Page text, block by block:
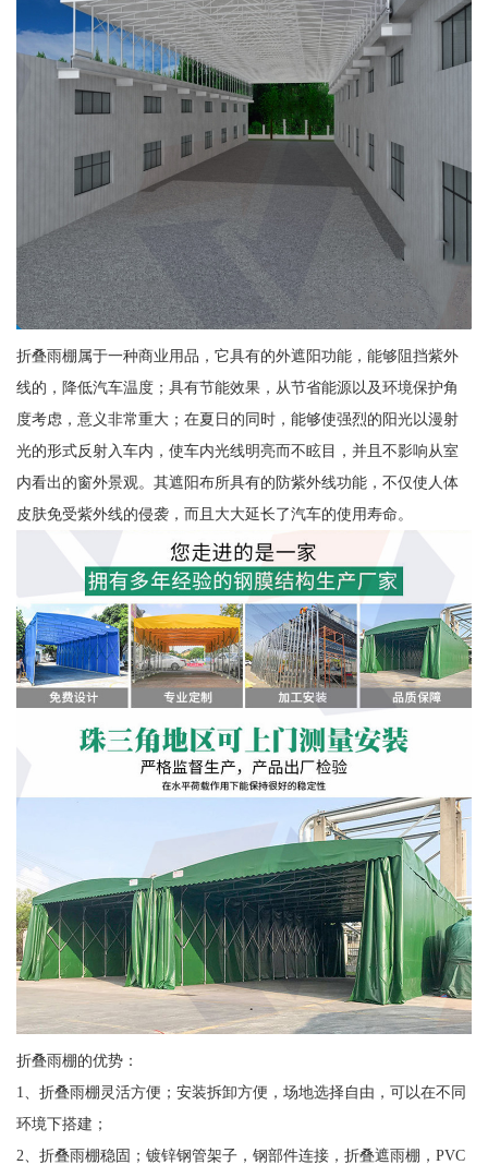
折叠雨棚属于一种商业用品，它具有的外遮阳功能，能够阻挡紫外
线的，降低汽车温度；具有节能效果，从节省能源以及环境保护角
度考虑，意义非常重大；在夏日的同时，能够使强烈的阳光以漫射
光的形式反射入车内，使车内光线明亮而不眩目，并且不影响从室
内看出的窗外景观。其遮阳布所具有的防紫外线功能，不仅使人体
皮肤免受紫外线的侵袭，而且大大延长了汽车的使用寿命。
折叠雨棚的优势：
1、折叠雨棚灵活方便；安装拆卸方便，场地选择自由，可以在不同
环境下搭建；
2、折叠雨棚稳固；镀锌钢管架子，钢部件连接，折叠遮雨棚，PVC